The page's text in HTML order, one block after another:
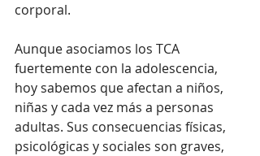
corporal.
Aunque asociamos los TCA
fuertemente con la adolescencia,
hoy sabemos que afectan a niños,
niñas y cada vez más a personas
adultas. Sus consecuencias físicas,
psicológicas y sociales son graves,